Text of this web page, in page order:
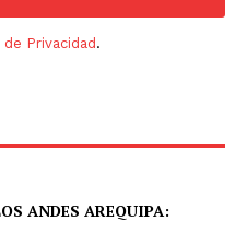
de Privacidad.
ANDES AREQUIPA: